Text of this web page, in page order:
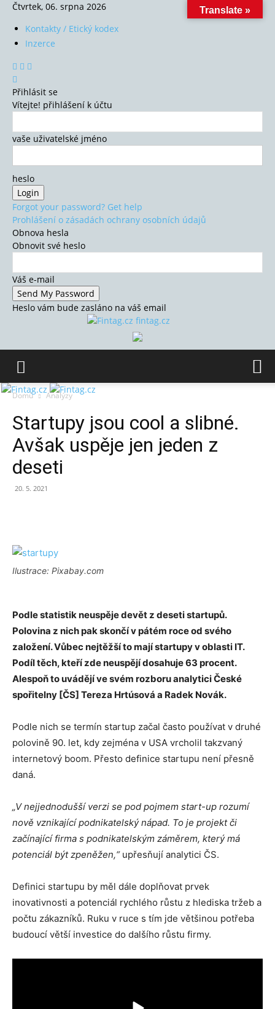
Čtvrtek, 06. srpna 2026
Kontakty / Etický kodex
Inzerce
Přihlásit se
Vítejte! přihlášení k účtu
vaše uživatelské jméno
heslo
Forgot your password? Get help
Prohlášení o zásadách ochrany osobních údajů
Obnova hesla
Obnovit své heslo
Váš e-mail
Heslo vám bude zasláno na váš email
fintag.cz
Domů Analýzy
Startupy jsou cool a slibné.
Avšak uspěje jen jeden z
deseti
20. 5. 2021
Ilustrace: Pixabay.com
Podle statistik neuspěje devět z deseti startupů.
Polovina z nich pak skončí v pátém roce od svého
založení. Vůbec nejtěžší to mají startupy v oblasti IT.
Podíl těch, kteří zde neuspějí dosahuje 63 procent.
Alespoň to uvádějí ve svém rozboru analytici České
spořitelny [ČS] Tereza Hrtúsová a Radek Novák.
Podle nich se termín startup začal často používat v druhé
polovině 90. let, kdy zejména v USA vrcholil takzvaný
internetový boom. Přesto definice startupu není přesně
daná.
„V nejjednodušší verzi se pod pojmem start-up rozumí
nově vznikající podnikatelský nápad. To je projekt či
začínající firma s podnikatelským záměrem, který má
potenciál být zpeněžen,“upřesňují analytici ČS.
Definici startupu by měl dále doplňovat prvek
inovativnosti a potenciál rychlého růstu z hlediska tržeb a
počtu zákazníků. Ruku v ruce s tím jde většinou potřeba
budoucí větší investice do dalšího růstu firmy.
Translate »